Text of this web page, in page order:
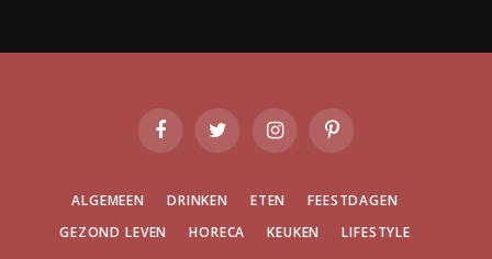
FacebookTwitter InstagramPinterest
ALGEMEEN DRINKEN ETEN
FEESTDAGEN
GEZOND LEVEN
HORECA KEUKEN
LIFESTYLE